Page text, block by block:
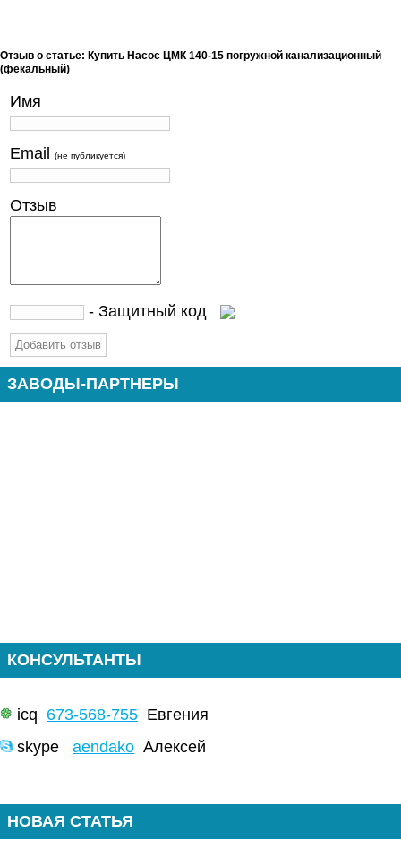
Отзыв о статье: Купить Насос ЦМК 140-15 погружной канализационный
(фекальный)
Имя
Email (не публикуется)
Отзыв
- Защитный код
ЗАВОДЫ-ПАРТНЕРЫ
КОНСУЛЬТАНТЫ
icq 673-568-755 Евгения
skype aendako Алексей
НОВАЯ СТАТЬЯ